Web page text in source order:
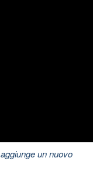
un nuovo